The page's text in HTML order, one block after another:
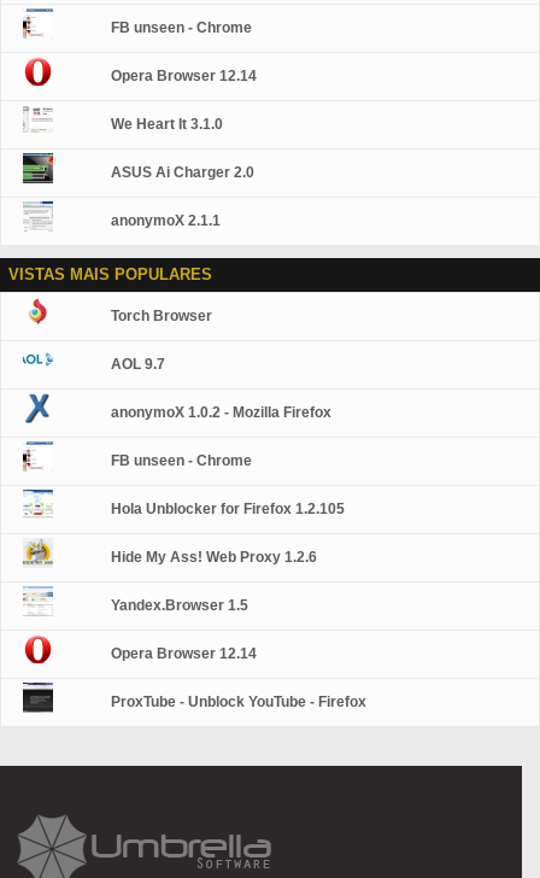
suas informações pessoais enquanto ajudando a
de maneiras de personalizar o Chrome e torná-lo seu. É
extensões e temas da Chrome Web Store. Assinatura
outras configurações para todos os seus computadores.
FB unseen - Chrome
Opera Browser 12.14
We Heart It 3.1.0
ASUS Ai Charger 2.0
anonymoX 2.1.1
VISTAS MAIS POPULARES
Torch Browser
AOL 9.7
anonymoX 1.0.2 - Mozilla Firefox
FB unseen - Chrome
Hola Unblocker for Firefox 1.2.105
Hide My Ass! Web Proxy 1.2.6
Yandex.Browser 1.5
Opera Browser 12.14
ProxTube - Unblock YouTube - Firefox